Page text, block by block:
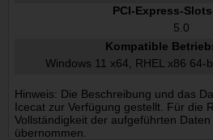
PCI-Express-
5.0
Kompatible
Windows 11 x64, RHEL x86 64-
Hinweis: Die Beschreibung und das
Icecat zur Verfügung gestellt. Für die
Vollständigkeit der aufgeführten
übernommen.